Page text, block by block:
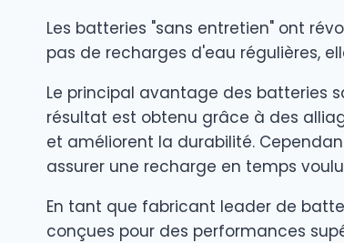
Les batteries "sans entretien" ont
pas de recharges d'eau régulières,
Le principal avantage des batteries
résultat est obtenu grâce à des
et améliorent la durabilité.
assurer une recharge en temps
En tant que fabricant leader de
conçues pour des performances